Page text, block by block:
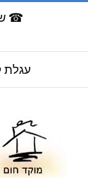
☎
עגלת